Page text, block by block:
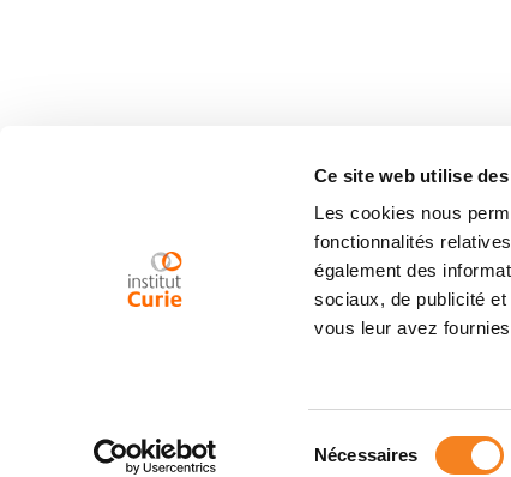
Ce site web utilise
Les cookies nous
fonctionnalités
également des
sociaux, de publicité
vous leur avez
Nécessaires